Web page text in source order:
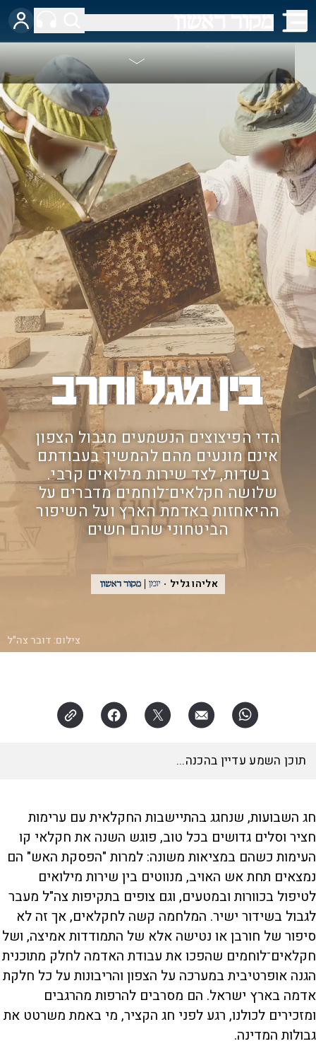
צילום: דובר צה"ל
הדי הפיצוצים הנשמעים מגבול הצפון
אינם מונעים מהם להמשיך בעבודתם
בשדות, לצד שירות מילואים קרבי.
שלושה חקלאים־לוחמים מדברים על
ההיאחזות באדמת הארץ ועל השיפור
הביטחוני שהם חשים
אליהו גליל
חג השבועות, שנחגג בהתיישבות החקלאית עם ערימות
חציר וסלים גדושים בכל טוב, פוגש השנה את חקלאי קו
העימות כשהם במציאות משונה: למרות "הפסקת האש" הם
נמצאים תחת אש האויב, מנווטים בין שירות מילואים
לטיפול בכוורות ובמטעים, וגם צופים בתקיפות צה"ל מעבר
לגבול בשידור ישיר. המלחמה קשה לחקלאים, אך זה לא
סיפור של חורבן או נטישה אלא של התמודדות אמיצה, ושל
חקלאים־לוחמים שהפכו את עבודת האדמה לחלק מתוכנית
הגנה אופרטיבית במערכה על הצפון והריבונות על כל חלקת
אדמה בארץ ישראל. הם מסרבים להרפות מהרגבים
ומזכירים לכולנו, רגע לפני חג הקציר, מי באמת משרטט את
גבולות המדינה.